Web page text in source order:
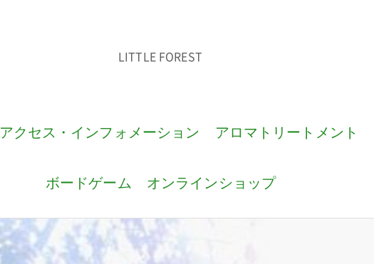
LITTLE FOREST
アクセス・インフォメーション アロマトリートメント
ボードゲーム オンラインショップ